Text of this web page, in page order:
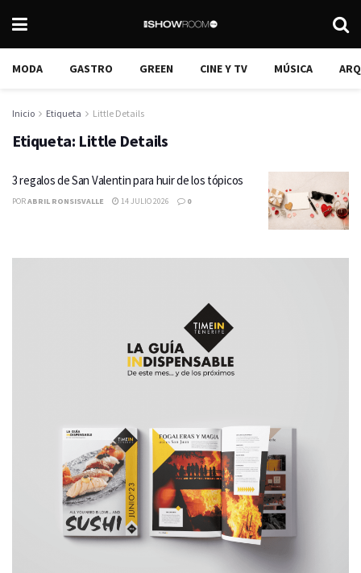
MODA GASTRO GREEN CINE Y TV MÚSICA
Inicio Etiqueta Little Details
Etiqueta: Little Details
3 regalos de San Valentin para huir de los tópicos
PORABRIL RONSISVALLE 14 JULIO 2026 0